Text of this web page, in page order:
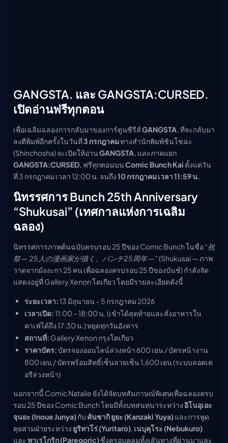
GANGSTA. และ GANGSTA:CURSED.
เปิดอ่านฟรีทุกตอน
เพื่อเฉลิมฉลองการกลับมาของการ์ตูนซีรีส์GANGSTA.ที่จะกลับมา
ลงตีพิมพ์อีกครั้งในวันที่3 กรกฎาคมทางสำนักพิมพ์ชินโชฉะ
(Shinchosha) จะเปิดให้อ่านGANGSTA. และภาคแยก
GANGSTA:CURSED. ฟรีทุกตอนบนComic Bunch Kai ตั้งแต่วัน
ที่ 3 กรกฎาคม เวลา 12:00 น. จนถึง10 กรกฎาคม เวลา 11:59 น.
นิทรรศการ Bunch 25th Anniversary
“Shukusai” (เทศกาลแห่งการเฉลิม
ฉลอง)
นิทรรศการภาพต้นฉบับครบรอบ 25 ปีของ Comic Bunch ในชื่อ“祝
祭 — 25人の漫画家が描く、バンチ25周年 —”(Shukusai — ภาพ
วาดจากมังงะกา 25 คน เพื่อฉลองครบรอบ 25 ปีของบันช์) กำลังจัด
แสดงอยู่ที่ Gallery Xenon โตเกียว โดยมีรายละเอียดดังนี้
ระยะเวลา:13 มิถุนายน – 5 กรกฎาคม 2026
เวลาเปิด:11:00 – 18:00 น. (เข้าได้สุดท้ายและสั่งอาหารใน
คาเฟ่ได้ถึง 17:30 น.) หยุดทุกวันอังคาร
สถานที่: Gallery Xenon กรุงโตเกียว
ราคาบัตร:บัตรจองออนไลน์ล่วงหน้า 600 เยน / บัตรหน้างาน
800 เยน / บัตรพร้อมสิทธิ์เซ็นลายเซ็น 1,600 เยน (ระบบลอตเต
อรีล่วงหน้า)
นอกจากนี้ Comic Natalie ยังได้จัดบทสัมภาษณ์พิเศษเพื่อฉลองครบ
รอบ 25 ปีของ Comic Bunch โดยมีทั้งบทสนทนาระหว่างอิโนอุเอะ
จุนยะ (Inoue Junya)กับ คันซากิ ยูยะ (Kanzaki Yuya)และการพูด
คุยสามฝ่ายระหว่าง ยูริทาโร่ (Yuritaro), เนบุคุโระ (Nebukuro)
และ พาเรโกริก (Paregoric)ซึ่งครอบคลุมทั้งเส้นทางที่ผ่านมาและ